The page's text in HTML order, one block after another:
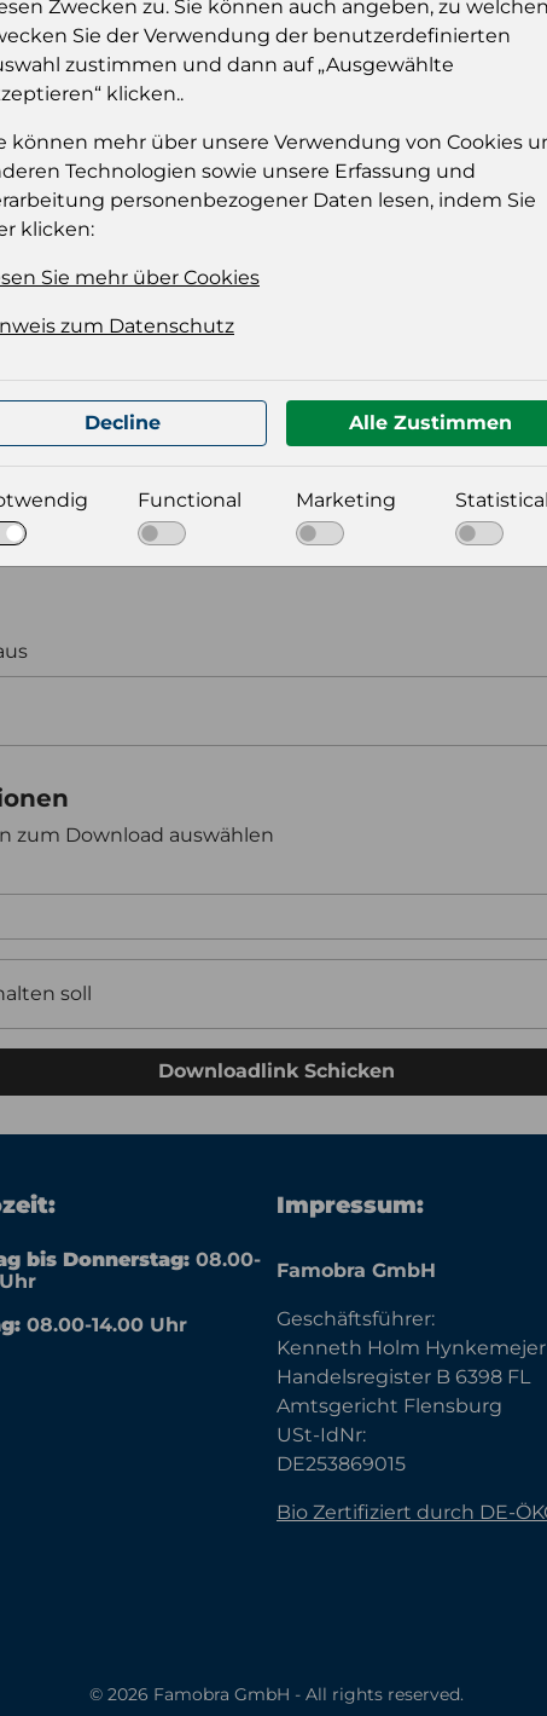
für Ihre Produktdatei aus
zum Download auswählen
soll
Downloadlink Schicken
bis Donnerstag: 08.00-
08.00-14.00 Uhr
Impressum:
Famobra GmbH
Geschäftsführer:
Kenneth Holm Hynkemejer
Handelsregister B 6398 FL
Amtsgericht Flensburg
USt-IdNr:
DE253869015
Bio Zertifiziert durch DE-
© 2026 Famobra GmbH - All rights reserved.
Zwecken zu. Sie können auch angeben, zu
Sie der Verwendung der benutzerdefinierten
zustimmen und dann auf „Ausgewählte
klicken..
können mehr über unsere Verwendung von Cookies
Technologien sowie unsere Erfassung und
personenbezogener Daten lesen, indem Sie
klicken:
Sie mehr über Cookies
zum Datenschutz
Decline Alle Zustimmen
Functional Marketing